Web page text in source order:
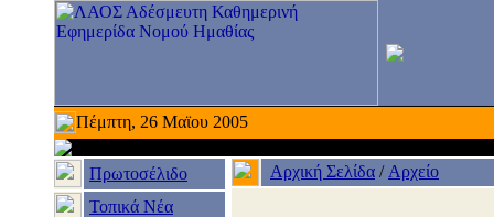
Πέμπτη, 26 Μαϊου 2005
Πρωτοσέλιδο
Τοπικά Νέα
Αρχική Σελίδα / Αρχείο